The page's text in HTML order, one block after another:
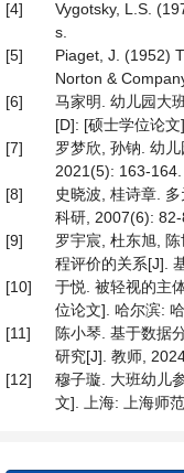
[4]
Vygotsky, L.S.
s.
[5]
Piaget, J. (1952)
Norton &
[6]
马家明. 幼儿园大
[D]: [硕士学位论
[7]
罗梦欣, 孙钠. 幼
2021(5): 163-164.
[8]
史晓波, 桂诗章.
科研, 2007(6): 82-
[9]
罗宇宸, 杜东旭,
程评价的关系[J].
[10]
于悦. 被轻视的主
位论文]. 哈尔滨:
[11]
陈小琴. 基于数据
研究[J]. 教师,
[12]
穆子璇. 大班幼儿
文]. 上海: 上海师